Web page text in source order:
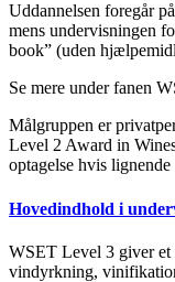
Uddannelsen foregår
mens undervisningen
book” (uden
Se mere under fanen
Målgruppen er
Level 2 Award in
optagelse hvis
Hovedindhold i
WSET Level 3 giver et
vindyrkning,